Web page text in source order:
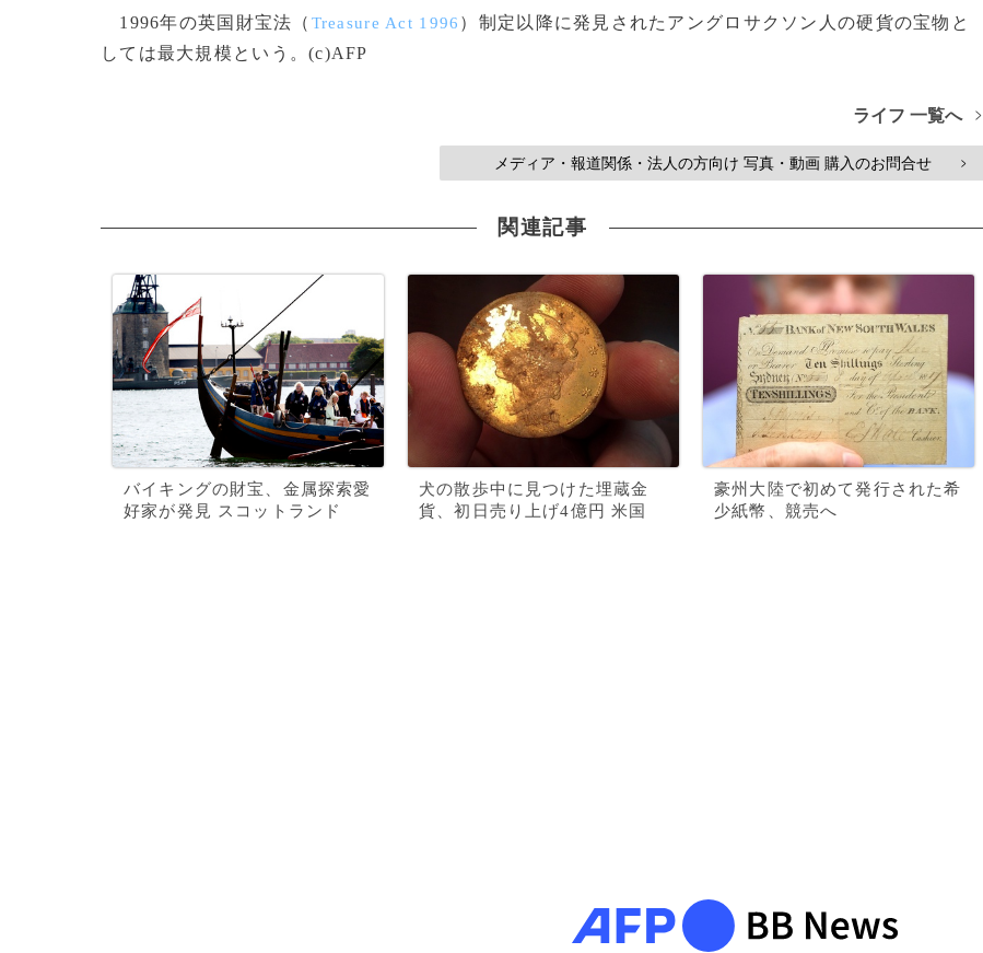
1996年の英国財宝法（ Treasure Act 1996 ）制定以降に発見されたアングロサクソン人の硬貨の宝物と
しては最大規模という。(c)AFP
ライフ 一覧へ >
メディア・報道関係・法人の方向け 写真・動画 購入のお問合せ >
関連記事
バイキングの財宝、金属探索愛
好家が発見 スコットランド
犬の散歩中に見つけた埋蔵金
貨、初日売り上げ4億円 米国
豪州大陸で初めて発行された希
少紙幣、競売へ